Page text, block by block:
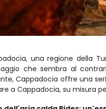
una regione della
che sembra al
Cappadocia offre una
a Cappadocia, su misura